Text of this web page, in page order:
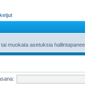
muokata asetuksia